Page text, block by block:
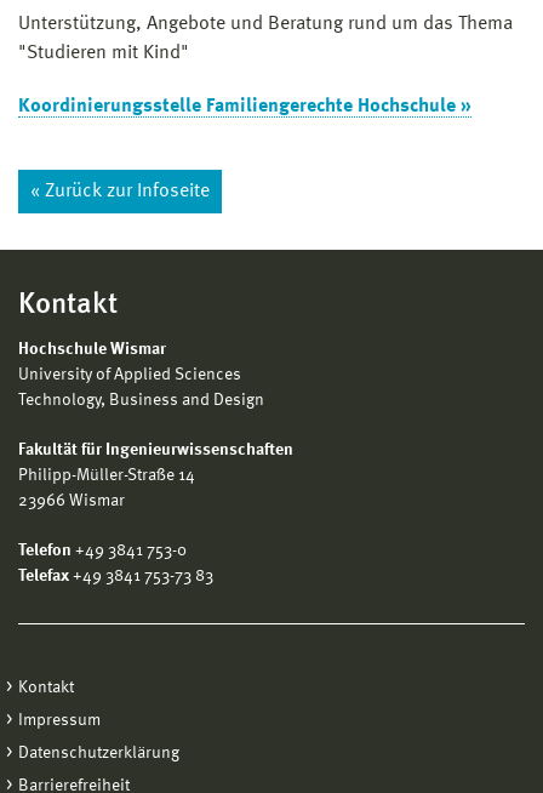
Unterstützung, Angebote und Beratung rund um das Thema
"Studieren mit Kind"
Koordinierungsstelle Familiengerechte Hochschule »
« Zurück zur Infoseite
Kontakt
Hochschule Wismar
University of Applied Sciences
Technology, Business and Design
Fakultät für Ingenieurwissenschaften
Philipp-Müller-Straße 14
23966 Wismar
Telefon +49 3841 753-0
Telefax +49 3841 753-73 83
Kontakt
Impressum
Datenschutzerklärung
Barrierefreiheit